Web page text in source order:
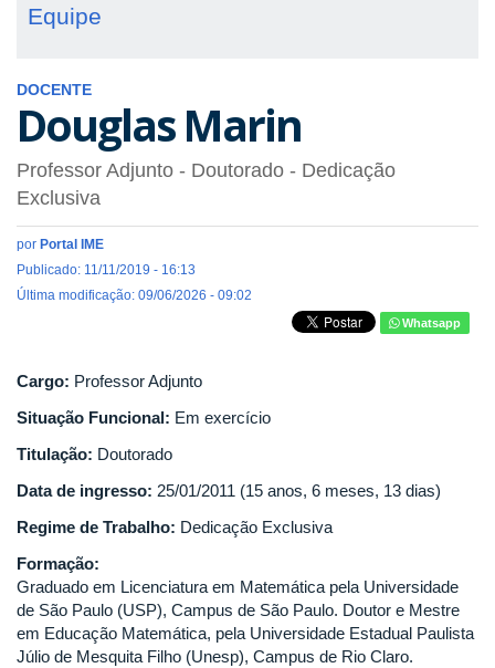
Equipe
DOCENTE
Douglas Marin
Professor Adjunto - Doutorado - Dedicação
Exclusiva
por Portal IME
Publicado: 11/11/2019 - 16:13
Última modificação: 09/06/2026 - 09:02
Whatsapp
Cargo: Professor Adjunto
Situação Funcional: Em exercício
Titulação: Doutorado
Data de ingresso: 25/01/2011 (15 anos, 6 meses, 13 dias)
Regime de Trabalho: Dedicação Exclusiva
Formação:
Graduado em Licenciatura em Matemática pela Universidade
de São Paulo (USP), Campus de São Paulo. Doutor e Mestre
em Educação Matemática, pela Universidade Estadual Paulista
Júlio de Mesquita Filho (Unesp), Campus de Rio Claro.